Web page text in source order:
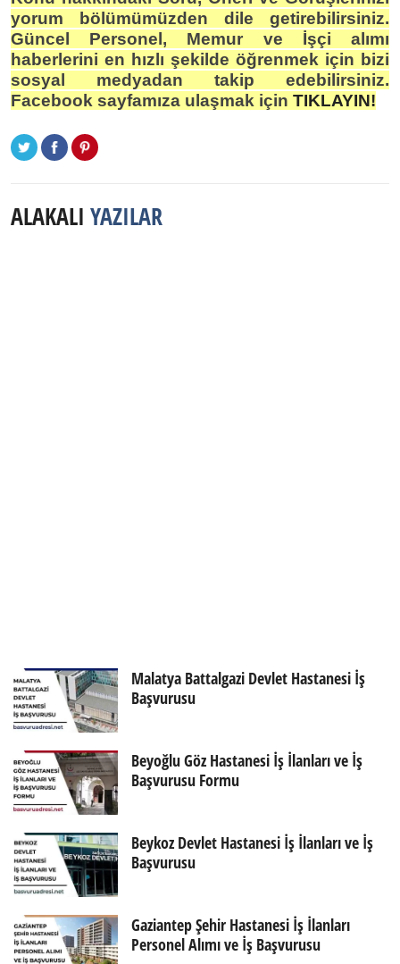
yorum bölümümüzden dile getirebilirsiniz.
Güncel Personel, Memur ve İşçi alımı
haberlerini en hızlı şekilde öğrenmek için bizi
sosyal medyadan takip edebilirsiniz.
Facebook sayfamıza ulaşmak için TIKLAYIN!
ALAKALI YAZILAR
Malatya Battalgazi Devlet Hastanesi İş
Başvurusu
Beyoğlu Göz Hastanesi İş İlanları ve İş
Başvurusu Formu
Beykoz Devlet Hastanesi İş İlanları ve İş
Başvurusu
Gaziantep Şehir Hastanesi İş İlanları
Personel Alımı ve İş Başvurusu